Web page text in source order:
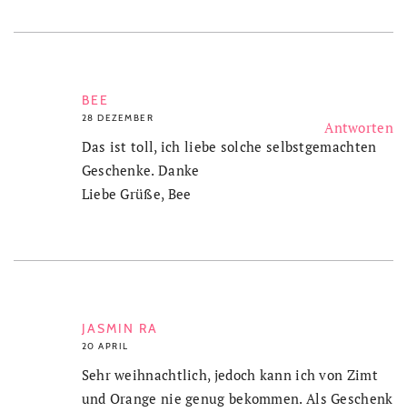
BEE
28 DEZEMBER
Das ist toll, ich liebe solche selbstgemachten
Geschenke. Danke
Liebe Grüße, Bee
JASMIN RA
20 APRIL
Antworten
Sehr weihnachtlich, jedoch kann ich von Zimt
und Orange nie genug bekommen. Als Geschenk